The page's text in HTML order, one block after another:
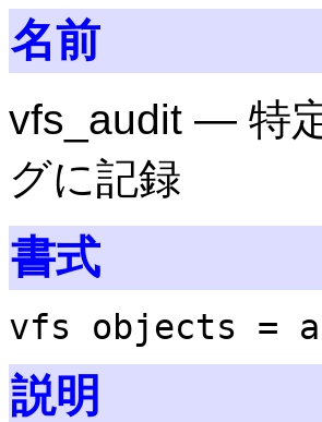
名前
vfs_audit — 特
グに記録
書式
vfs objects =
説明